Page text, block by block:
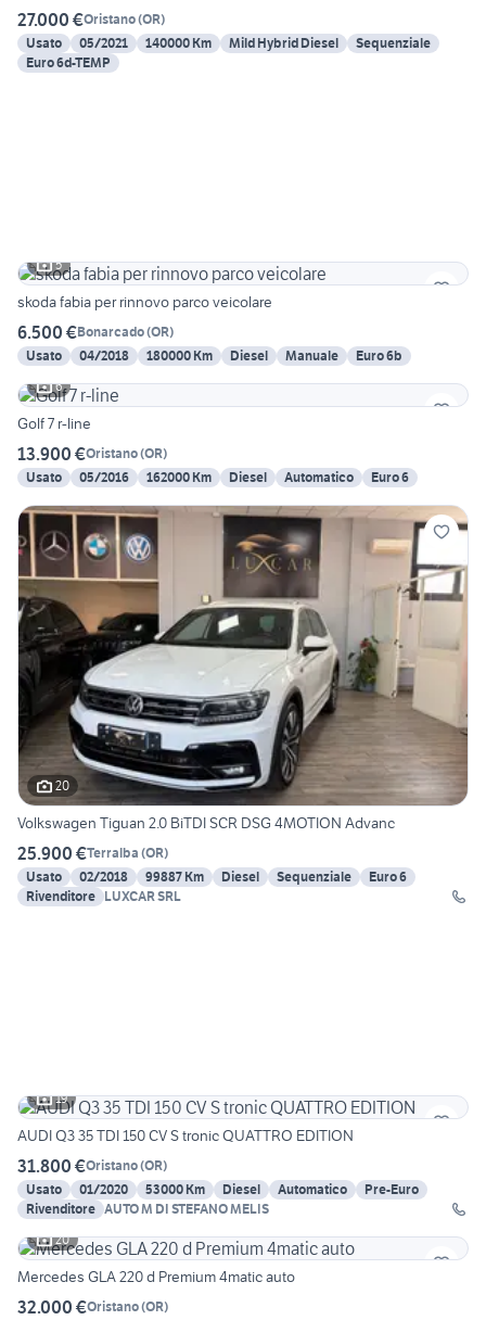
27.000 €Oristano(OR)
Usato
05/2021 140000 Km Mild Hybrid Diesel
Sequenziale
Euro 6d-TEMP
5
skoda fabia per rinnovo parco veicolare
6.500 €Bonarcado(OR)
Usato
04/2018 180000 Km Diesel Manuale
Euro 6b
6
Golf 7 r-line
13.900 €Oristano(OR)
Usato
05/2016 162000 Km Diesel Automatico Euro 6
20
Volkswagen Tiguan 2.0 BiTDI SCR DSG 4MOTION Advanc
25.900 €Terralba (OR)
Usato
02/2018 99887 Km Diesel Sequenziale
Euro 6
Rivenditore LUXCAR SRL
19
AUDI Q3 35 TDI 150 CV S tronic QUATTRO EDITION
31.800 €Oristano(OR)
Usato
01/2020 53000 Km Diesel Automatico
Pre-Euro
Rivenditore AUTO M DI STEFANO MELIS
20
Mercedes GLA 220 d Premium 4matic auto
32.000 €Oristano(OR)